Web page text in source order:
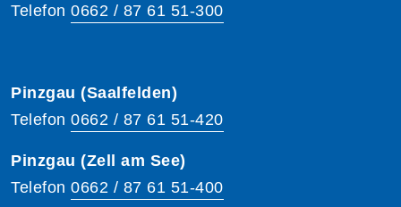
Telefon 0662 / 87 61 51-300
Pinzgau (Saalfelden)
Telefon 0662 / 87 61 51-420
Pinzgau (Zell am See)
Telefon 0662 / 87 61 51-400